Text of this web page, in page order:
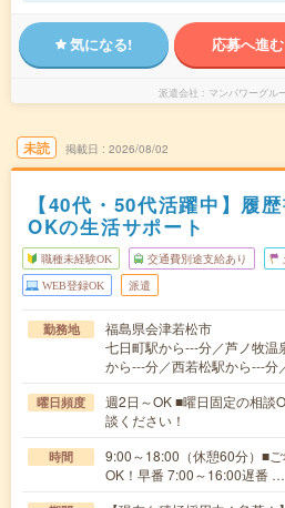
気になる! 応募へ進む
派遣会社 マンパワーグル
未読 掲載日 2026/08/02
【40代・50代活躍中】履
OKの生活サポート
職種未経験OK 交通費別途支給あり
WEB登録OK 派遣
勤務地
福島県会津若松市
七日町駅から---分／芦ノ牧温
から---分／西若松駅から---分
曜日頻度
週2日～OK ■曜日固定の相談
談ください！
時間
9:00～18:00（休憩60分）■
OK！早番 7:00～16:00遅番 …